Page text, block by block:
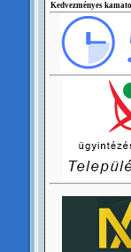
Kedvezményes